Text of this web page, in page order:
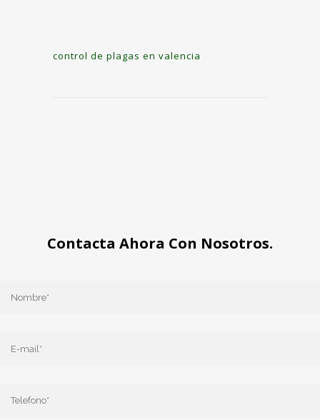
control de plagas en valencia
Contacta Ahora Con Nosotros.